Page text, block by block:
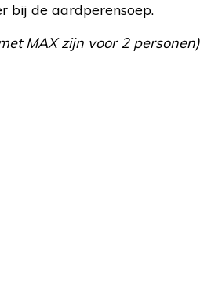
bij de aardperensoep.
MAX zijn voor 2 personen)